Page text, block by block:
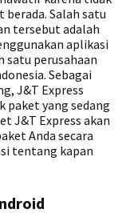
Salah satu
tersebut adalah
aplikasi
satu perusahaan
Sebagai
J&T Express
paket yang sedang
J&T Express akan
Anda secara
tentang kapan